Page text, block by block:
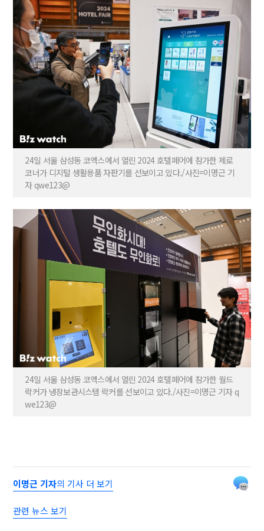
24일 서울 삼성동 코엑스에서 열린 2024 호텔페어에 참가한 제로
코너가 디지털 생활용품 자판기를 선보이고 있다./사진=이명근 기
자 qwe123@
24일 서울 삼성동 코엑스에서 열린 2024 호텔페어에 참가한 월드
락커가 냉장보관시스템 락커를 선보이고 있다./사진=이명근 기자 q
we123@
이명근 기자의 기사 더 보기
관련 뉴스 보기